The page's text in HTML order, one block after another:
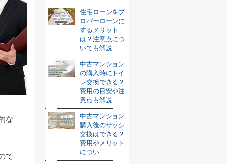
な
で
住宅ローンをプ
ロパーローンに
するメリット
は？注意点につ
いても解説
中古マンション
の購入時にトイ
レ交換できる？
費用の目安や注
意点も解説
中古マンション
購入後のサッシ
交換はできる？
費用やメリット
につい...